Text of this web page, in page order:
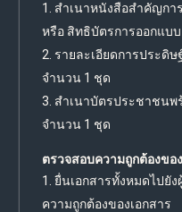
1. สำเนาหนังสือสำคัญก
หรือ สิทธิบัตรการออกแบ
2. รายละเอียดการประ
จำนวน 1 ชุด
3. สำเนาบัตรประชาชนพ
จำนวน 1 ชุด
ตรวจสอบความถูกต้องขอ
1. ยื่นเอกสารทั้งหมดไปยั
ความถูกต้องของเอกสาร